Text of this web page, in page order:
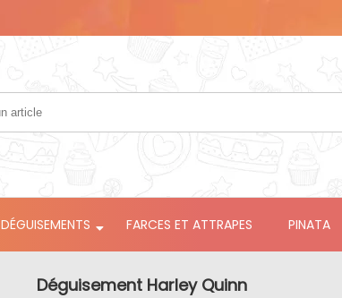
DÉGUISEMENTS FARCES ET ATTRAPES PINATA
Déguisement Harley Quinn